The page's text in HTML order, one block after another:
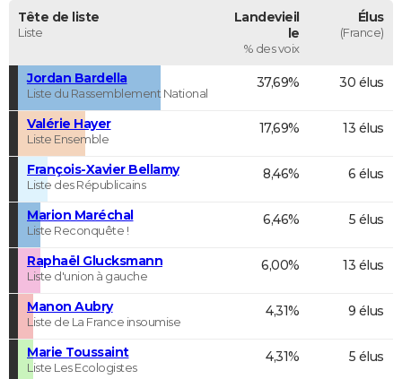
Tête de liste
Liste
Landevieil
le
% des voix
Élus
(France)
Jordan Bardella
Liste du Rassemblement National
37,69% 30 élus
Valérie Hayer
Liste Ensemble
17,69% 13 élus
François-Xavier Bellamy
Liste des Républicains
8,46% 6 élus
Marion Maréchal
Liste Reconquête !
6,46% 5 élus
Raphaël Glucksmann
Liste d'union à gauche
6,00% 13 élus
Manon Aubry
Liste de La France insoumise
4,31% 9 élus
Marie Toussaint
Liste Les Ecologistes
4,31% 5 élus